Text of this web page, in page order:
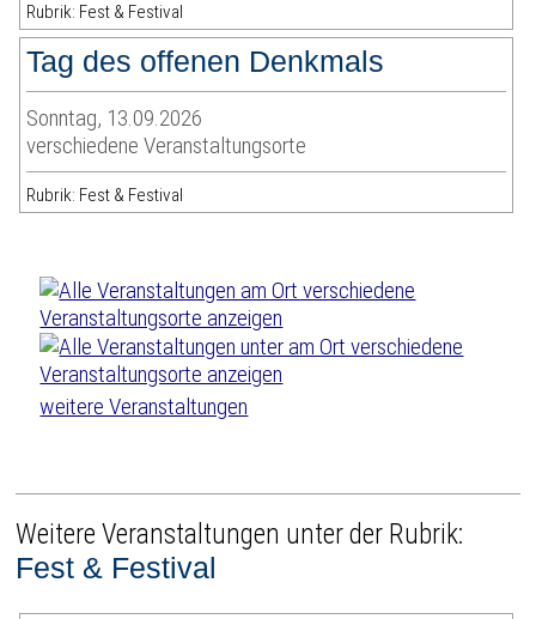
Rubrik: Fest & Festival
Tag des offenen Denkmals
Sonntag, 13.09.2026
verschiedene Veranstaltungsorte
Rubrik: Fest & Festival
weitere Veranstaltungen
Weitere Veranstaltungen unter der Rubrik:
Fest & Festival